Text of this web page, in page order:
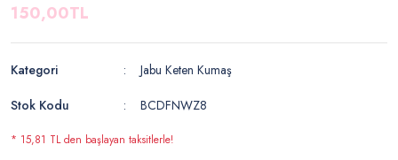
150,00TL
Kategori
Jabu Keten Kumaş
Stok Kodu
BCDFNWZ8
* 15,81 TL den başlayan taksitlerle!